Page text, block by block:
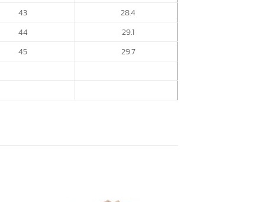
43
28.4
44
29.1
45
29.7